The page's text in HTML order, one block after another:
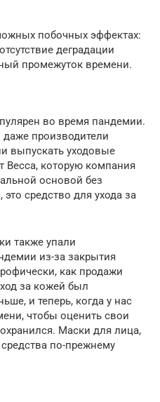
побочных эффектах:
деградации
промежуток времени.
во время пандемии.
производители
выпускать уходовые
Becca, которую компания
основой без
средство для ухода за
также упали
из-за закрытия
как продажи
за кожей был
и теперь, когда у нас
чтобы оценить свои
Маски для лица,
по-прежнему